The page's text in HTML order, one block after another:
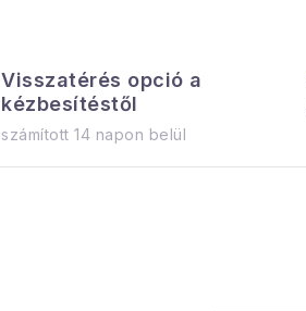
Visszatérés opció a
kézbesítéstől
számított 14 napon belül